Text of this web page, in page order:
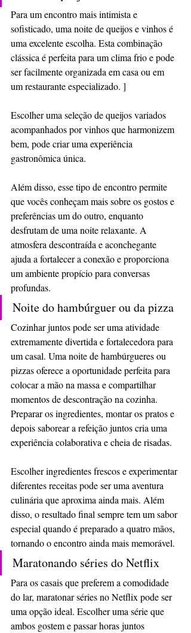
Para um encontro mais intimista e
sofisticado, uma noite de queijos e vinhos é
uma excelente escolha. Esta combinação
clássica é perfeita para um clima frio e pode
ser facilmente organizada em casa ou em
um restaurante especializado. ]
Escolher uma seleção de queijos variados
acompanhados por vinhos que harmonizem
bem, pode criar uma experiência
gastronômica única.
Além disso, esse tipo de encontro permite
que vocês conheçam mais sobre os gostos e
preferências um do outro, enquanto
desfrutam de uma noite relaxante. A
atmosfera descontraída e aconchegante
ajuda a fortalecer a conexão e proporciona
um ambiente propício para conversas
profundas.
Noite do hambúrguer ou da pizza
Cozinhar juntos pode ser uma atividade
extremamente divertida e fortalecedora para
um casal. Uma noite de hambúrgueres ou
pizzas oferece a oportunidade perfeita para
colocar a mão na massa e compartilhar
momentos de descontração na cozinha.
Preparar os ingredientes, montar os pratos e
depois saborear a refeição juntos cria uma
experiência colaborativa e cheia de risadas.
Escolher ingredientes frescos e experimentar
diferentes receitas pode ser uma aventura
culinária que aproxima ainda mais. Além
disso, o resultado final sempre tem um sabor
especial quando é preparado a quatro mãos,
tornando o encontro ainda mais memorável.
Maratonando séries do Netflix
Para os casais que preferem a comodidade
do lar, maratonar séries no Netflix pode ser
uma opção ideal. Escolher uma série que
ambos gostem e passar horas juntos